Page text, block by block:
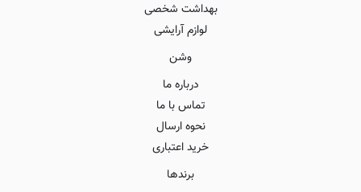
بهداشت شخصی
لوازم آرایشی
وشن
درباره ما
تماس با ما
نحوه ارسال
خرید اعتباری
برندها